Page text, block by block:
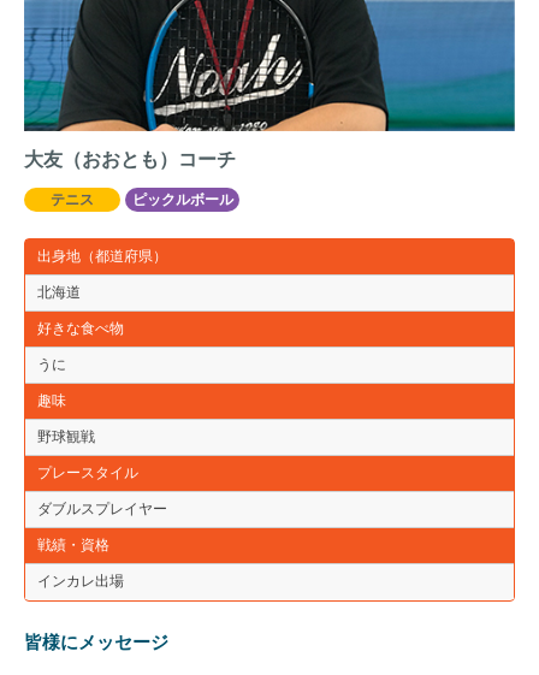
大友（おおとも）コーチ
テニス ピックルボール
出身地（都道府県）
北海道
好きな食べ物
うに
趣味
野球観戦
プレースタイル
ダブルスプレイヤー
戦績・資格
インカレ出場
皆様にメッセージ